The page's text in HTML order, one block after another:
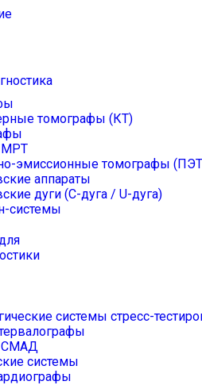
томографы (КТ)
МРТ
эмиссионные томографы
аппараты
дуги (С-дуга / U-дуга)
системы
системы стресс-
СМАД
системы